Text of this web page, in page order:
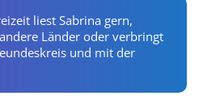
Activities
liest Sabrina gern,
Länder oder verbringt
und mit der